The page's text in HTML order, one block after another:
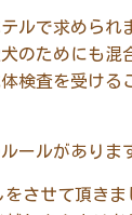
ルで求められ
のためにも混
検査を受け
ールがあり
をさせて頂き